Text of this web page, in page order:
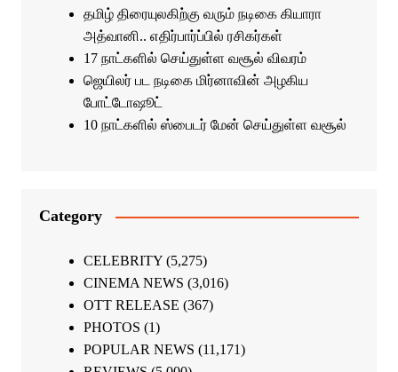
தமிழ் திரையுலகிற்கு வரும் நடிகை கியாரா
அத்வானி.. எதிர்பார்ப்பில் ரசிகர்கள்
17 நாட்களில் செய்துள்ள வசூல் விவரம்
ஜெயிலர் பட நடிகை மிர்னாவின் அழகிய
போட்டோஷூட்
10 நாட்களில் ஸ்பைடர் மேன் செய்துள்ள வசூல்
Category
CELEBRITY(5,275)
CINEMA NEWS (3,016)
OTT RELEASE (367)
PHOTOS (1)
POPULAR NEWS (11,171)